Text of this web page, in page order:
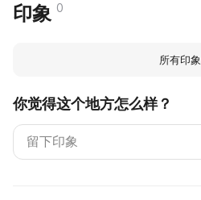
印象 0
所有印象
你觉得这个地方怎么样？